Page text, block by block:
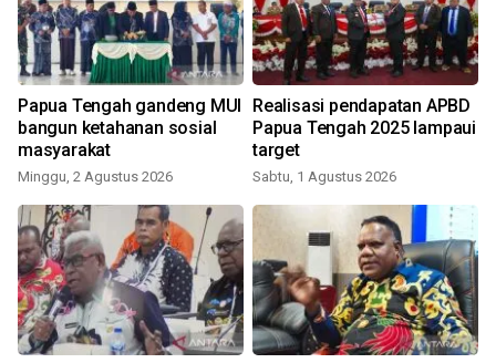
Papua Tengah gandeng MUI
bangun ketahanan sosial
masyarakat
Minggu, 2 Agustus 2026
Realisasi pendapatan APBD
Papua Tengah 2025 lampaui
target
Sabtu, 1 Agustus 2026